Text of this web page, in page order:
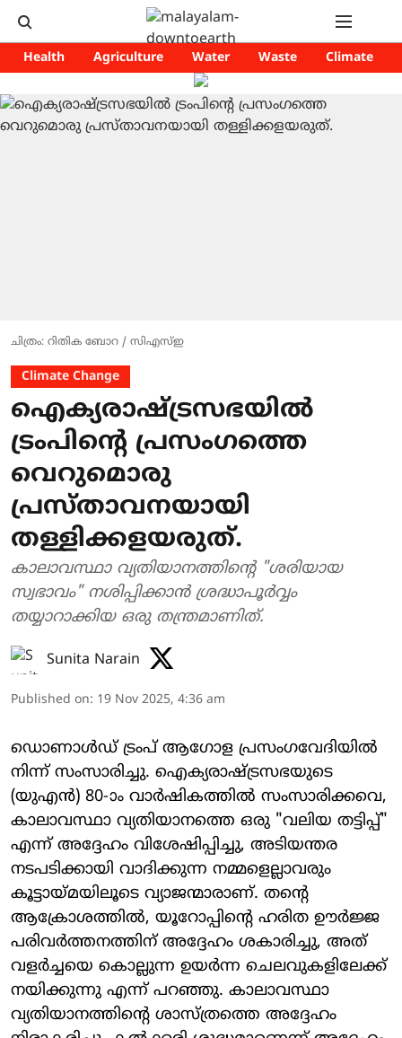
Health Agriculture Water Waste Climate
ചിത്രം: റിതിക ബോറ / സിഎസ്ഇ
Climate Change
ഐക്യരാഷ്ട്രസഭയിൽ
ട്രംപിന്റെ പ്രസംഗത്തെ
വെറുമൊരു
പ്രസ്താവനയായി
തള്ളിക്കളയരുത്.
കാലാവസ്ഥാ വ്യതിയാനത്തിന്റെ "ശരിയായ
സ്വഭാവം" നശിപ്പിക്കാൻ ശ്രദ്ധാപൂർവ്വം
തയ്യാറാക്കിയ ഒരു തന്ത്രമാണിത്.
Sunita Narain
Published on: 19 Nov 2025, 4:36 am
ഡൊണാൾഡ് ട്രംപ് ആഗോള പ്രസംഗവേദിയിൽ
നിന്ന് സംസാരിച്ചു. ഐക്യരാഷ്ട്രസഭയുടെ
(യുഎൻ) 80-ാം വാർഷികത്തിൽ സംസാരിക്കവെ,
കാലാവസ്ഥാ വ്യതിയാനത്തെ ഒരു "വലിയ തട്ടിപ്പ്"
എന്ന് അദ്ദേഹം വിശേഷിപ്പിച്ചു, അടിയന്തര
നടപടിക്കായി വാദിക്കുന്ന നമ്മളെല്ലാവരും
കൂട്ടായ്മയിലൂടെ വ്യാജന്മാരാണ്. തന്റെ
ആക്രോശത്തിൽ, യൂറോപ്പിന്റെ ഹരിത ഊർജ്ജ
പരിവർത്തനത്തിന് അദ്ദേഹം ശകാരിച്ചു, അത്
വളർച്ചയെ കൊല്ലുന്ന ഉയർന്ന ചെലവുകളിലേക്ക്
നയിക്കുന്നു എന്ന് പറഞ്ഞു. കാലാവസ്ഥാ
വ്യതിയാനത്തിന്റെ ശാസ്ത്രത്തെ അദ്ദേഹം